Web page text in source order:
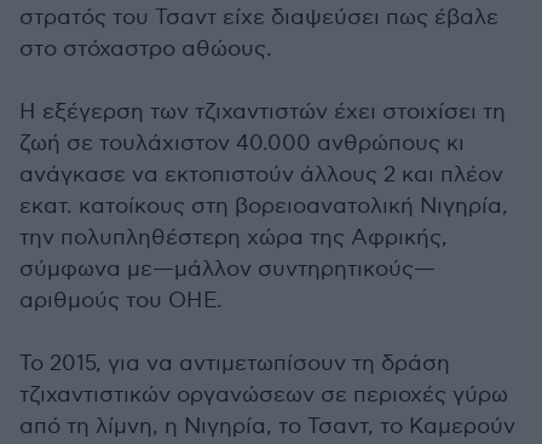
στρατός του Τσαντ είχε διαψεύσει πως έβαλε
στο στόχαστρο αθώους.
Η εξέγερση των τζιχαντιστών έχει στοιχίσει τη
ζωή σε τουλάχιστον 40.000 ανθρώπους κι
ανάγκασε να εκτοπιστούν άλλους 2 και πλέον
εκατ. κατοίκους στη βορειοανατολική Νιγηρία,
την πολυπληθέστερη χώρα της Αφρικής,
σύμφωνα με—μάλλον συντηρητικούς—
αριθμούς του ΟΗΕ.
Το 2015, για να αντιμετωπίσουν τη δράση
τζιχαντιστικών οργανώσεων σε περιοχές γύρω
από τη λίμνη, η Νιγηρία, το Τσαντ, το Καμερούν